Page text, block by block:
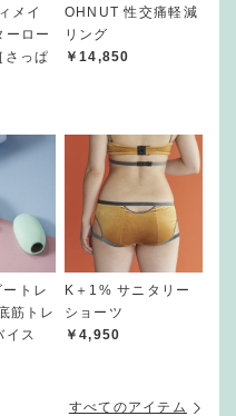
メイ
ーロー
さっぱ
OHNUT 性交痛軽減
リング
￥14,850
トレ
筋トレ
イス
K＋1% サニタリー
ショーツ
￥4,950
すべてのアイテム